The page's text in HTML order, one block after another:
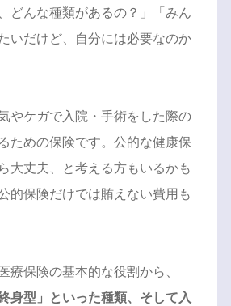
どんな種類があるの？」「みん
いだけど、自分には必要なのか
やケガで入院・手術をした際の
ための保険です。公的な健康保
大丈夫、と考える方もいるかも
的保険だけでは賄えない費用も
療保険の基本的な役割から、
身型」といった種類、そして入